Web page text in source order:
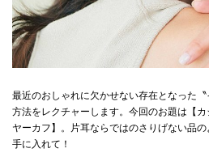
最近のおしゃれに欠かせない存在となった
方法をレクチャーします。今回のお題は【
ヤーカフ】。片耳ならではのさりげない品
手に入れて！